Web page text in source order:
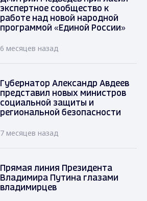
экспертное сообщество к
работе над новой народной
программой «Единой России»
6 месяцев назад
Губернатор Александр Авдеев
представил новых министров
социальной защиты и
региональной безопасности
7 месяцев назад
Прямая линия Президента
Владимира Путина глазами
владимирцев